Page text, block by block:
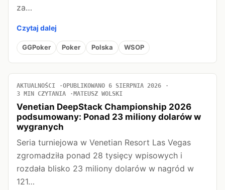
za…
Czytaj dalej
GGPoker Poker Polska WSOP
AKTUALNOŚCI
OPUBLIKOWANO 6 SIERPNIA 2026
3 MIN CZYTANIA
MATEUSZ WOLSKI
Venetian DeepStack Championship 2026
podsumowany: Ponad 23 miliony dolarów w
wygranych
Seria turniejowa w Venetian Resort Las Vegas
zgromadziła ponad 28 tysięcy wpisowych i
rozdała blisko 23 miliony dolarów w nagród w
121…